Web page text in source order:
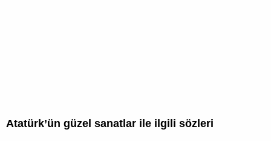
Atatürk’ün güzel sanatlar ile ilgili sözleri